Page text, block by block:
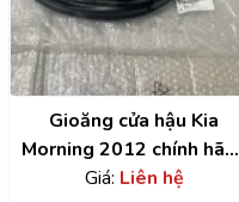
Gioăng cửa hậu Kia
Morning 2012 chính hãng
| 873211Y000
Giá: Liên hệ